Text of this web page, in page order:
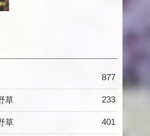
877
草 233
草 401